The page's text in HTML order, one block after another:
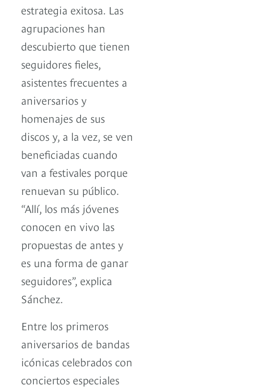
estrategia exitosa. Las
agrupaciones han
descubierto que tienen
seguidores fieles,
asistentes frecuentes a
aniversarios y
homenajes de sus
discos y, a la vez, se ven
beneficiadas cuando
van a festivales porque
renuevan su público.
“Allí, los más jóvenes
conocen en vivo las
propuestas de antes y
es una forma de ganar
seguidores”, explica
Sánchez.
Entre los primeros
aniversarios de bandas
icónicas celebrados con
conciertos especiales